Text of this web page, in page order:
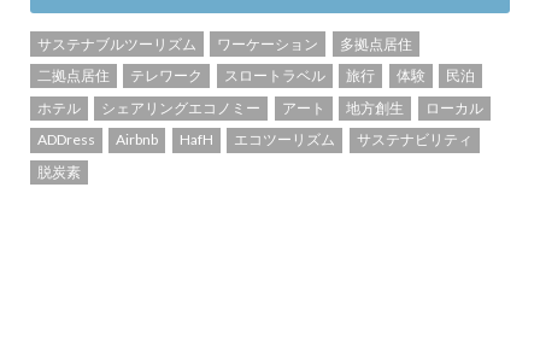
サステナブルツーリズム ワーケーション
多拠点居住
二拠点居住
テレワーク スロートラベル 旅行 体験
民泊
ホテル
シェアリングエコノミー アート 地方創生
ローカル
ADDress
Airbnb HafH エコツーリズム
サステナビリティ
脱炭素